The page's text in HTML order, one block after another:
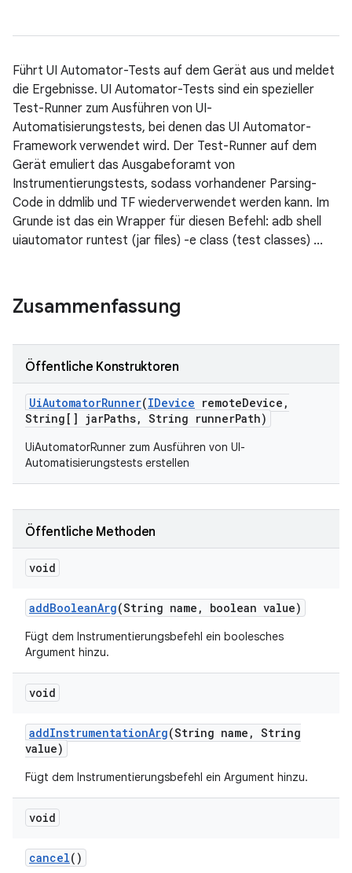
Führt UI Automator-Tests auf dem Gerät aus und meldet
die Ergebnisse. UI Automator-Tests sind ein spezieller
Test-Runner zum Ausführen von UI-
Automatisierungstests, bei denen das UI Automator-
Framework verwendet wird. Der Test-Runner auf dem
Gerät emuliert das Ausgabeforamt von
Instrumentierungstests, sodass vorhandener Parsing-
Code in ddmlib und TF wiederverwendet werden kann. Im
Grunde ist das ein Wrapper für diesen Befehl: adb shell
uiautomator runtest (jar files) -e class (test classes) ...
Zusammenfassung
Öffentliche Konstruktoren
UiAutomatorRunner(IDevice remoteDevice ,
String[] jarPaths, String runnerPath)
UiAutomatorRunner zum Ausführen von UI-
Automatisierungstests erstellen
Öffentliche Methoden
void
addBooleanArg(String name , boolean value)
Fügt dem Instrumentierungsbefehl ein boolesches
Argument hinzu.
void
addInstrumentationArg(String name , String
value)
Fügt dem Instrumentierungsbefehl ein Argument hinzu.
void
cancel()